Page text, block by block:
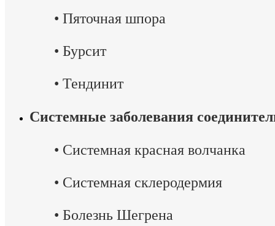
• Пяточная шпора
• Бурсит
• Тендинит
Системные заболевания
• Системная красная волчанка
• Системная склеродермия
• Болезнь Шегрена